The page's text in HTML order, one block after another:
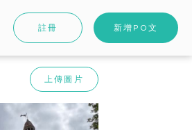
註冊 新增PO文
上傳圖片